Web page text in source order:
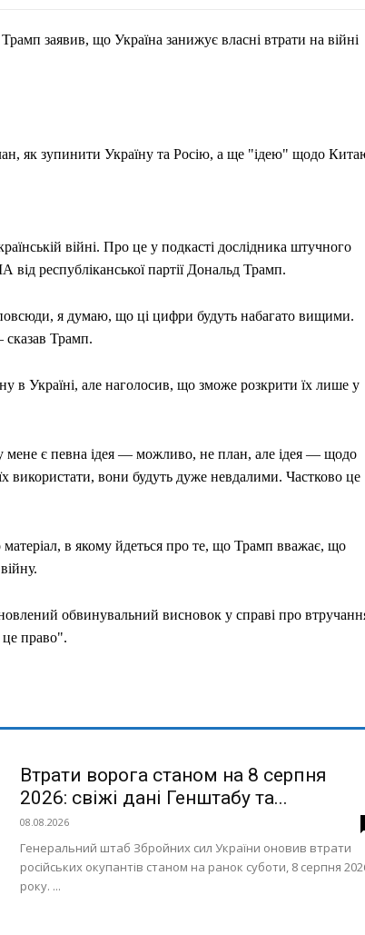
заявив, що Україна занижує власні втрати на війні
як зупинити Україну та Росію, а ще "ідею" щодо
війні. Про це у подкасті дослідника штучного
республіканської партії Дональд Трамп.
я думаю, що ці цифри будуть набагато вищими.
Трамп.
в Україні, але наголосив, що зможе розкрити їх лише у
мене є певна ідея — можливо, не план, але ідея — щодо
вони будуть дуже невдалими. Частково це
в якому йдеться про те, що Трамп вважає, що
обвинувальний висновок у справі про
це право".
Втрати ворога станом на 8 серпня
2026: свіжі дані Генштабу та...
08.08.2026
Генеральний штаб Збройних сил України оновив втрати
російських окупантів станом на ранок суботи, 8 серпня
року. ...